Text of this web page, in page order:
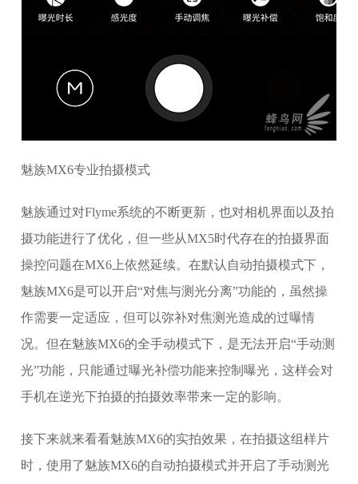
魅族MX6专业拍摄模式
魅族通过对Flyme系统的不断更新，也对相机界面以及拍
摄功能进行了优化，但一些从MX5时代存在的拍摄界面
操控问题在MX6上依然延续。在默认自动拍摄模式下，
魅族MX6是可以开启“对焦与测光分离”功能的，虽然操
作需要一定适应，但可以弥补对焦测光造成的过曝情
况。但在魅族MX6的全手动模式下，是无法开启“手动测
光”功能，只能通过曝光补偿功能来控制曝光，这样会对
手机在逆光下拍摄的拍摄效率带来一定的影响。
接下来就来看看魅族MX6的实拍效果，在拍摄这组样片
时，使用了魅族MX6的自动拍摄模式并开启了手动测光